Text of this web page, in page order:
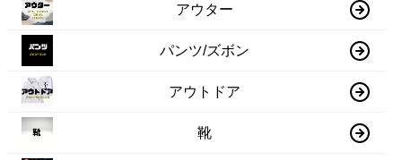
アウター
パンツ/ズボン
アウトドア
靴